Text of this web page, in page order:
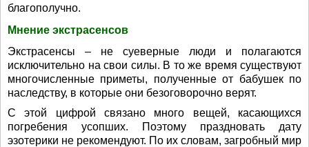
благополучно.
Мнение экстрасенсов
Экстрасенсы – не суеверные люди и полагаются
исключительно на свои силы. В то же время существуют
многочисленные приметы, полученные от бабушек по
наследству, в которые они безоговорочно верят.
С этой цифрой связано много вещей, касающихся
погребения усопших. Поэтому праздновать дату
эзотерики не рекомендуют. По их словам, загробный мир